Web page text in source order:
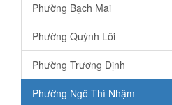
Phường Bạch Mai
Phường Quỳnh Lôi
Phường Trương Định
Phường Ngô Thì Nhậm